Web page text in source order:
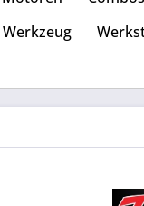
Werkzeug